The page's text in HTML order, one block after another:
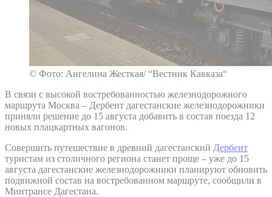
© Фото: Ангелина Жесткая/ “Вестник Кавказа“
В связи с высокой востребованностью железнодорожного
маршрута Москва – Дербент дагестанские железнодорожники
приняли решение до 15 августа добавить в состав поезда 12
новых плацкартных вагонов.
Совершить путешествие в древний дагестанский Дербент
туристам из столичного региона станет проще – уже до 15
августа дагестанские железнодорожники планируют обновить
подвижной состав на востребованном маршруте, сообщили в
Минтрансе Дагестана.